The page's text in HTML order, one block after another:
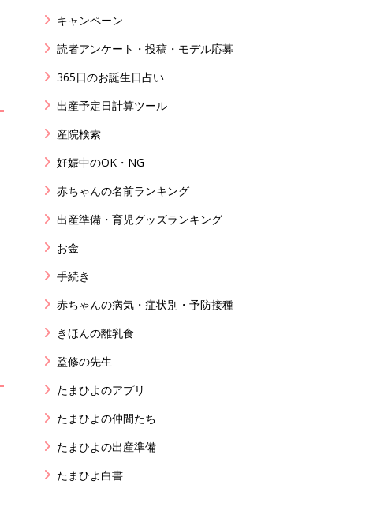
キャンペーン
読者アンケート・投稿・モデル応募
365日のお誕生日占い
出産予定日計算ツール
産院検索
妊娠中のOK・NG
赤ちゃんの名前ランキング
出産準備・育児グッズランキング
お金
手続き
赤ちゃんの病気・症状別・予防接種
きほんの離乳食
監修の先生
たまひよのアプリ
たまひよの仲間たち
たまひよの出産準備
たまひよ白書